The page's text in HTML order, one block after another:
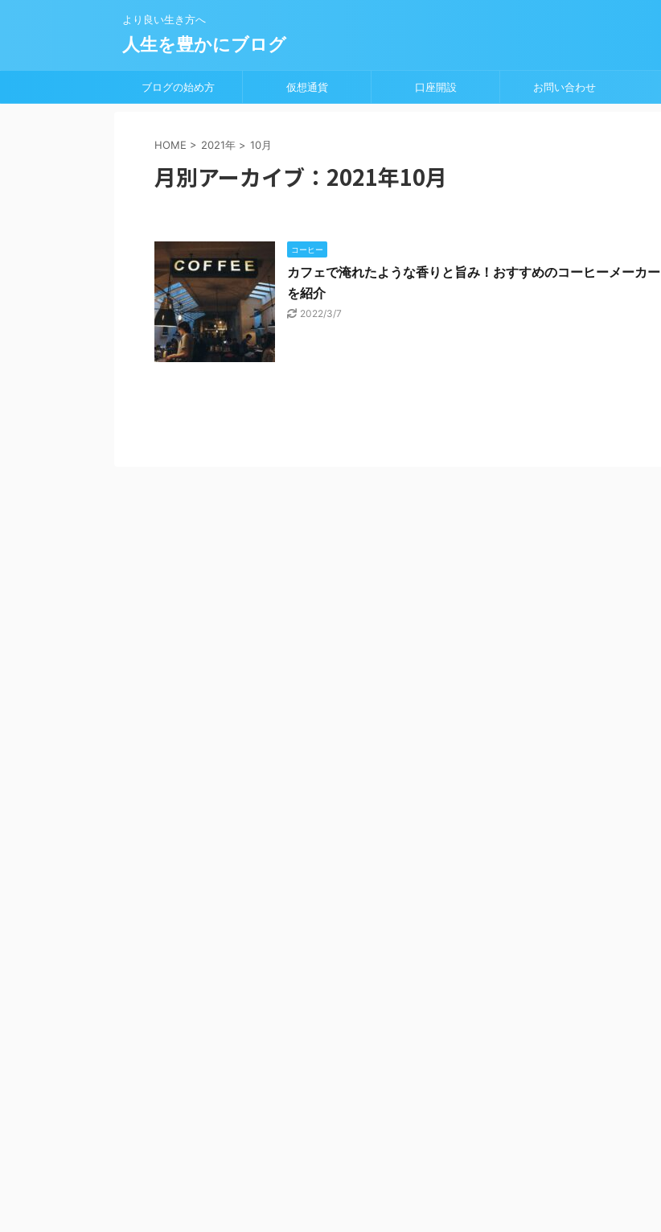
より良い生き方へ
人生を豊かにブログ
ブログの始め方 仮想通貨 口座開設 お問い合わせ
HOME > 2021年 > 10月
月別アーカイブ：2021年10月
コーヒー
カフェで淹れたような香りと旨み！おすすめのコーヒーメーカー
を紹介
2022/3/7